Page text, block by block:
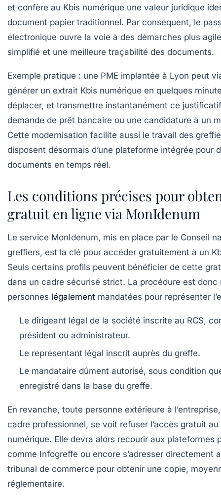
et confère au Kbis numérique une valeur juridique
document papier traditionnel. Par conséquent, le
électronique ouvre la voie à des démarches plus
simplifié et une meilleure traçabilité des documents.
Exemple pratique : une PME implantée à Lyon peut
générer un extrait Kbis numérique en quelques
déplacer, et transmettre instantanément ce
demande de prêt bancaire ou une candidature à un
Cette modernisation facilite aussi le travail des
disposent désormais d’une plateforme intégrée pour
documents en temps réel.
Les conditions précises pour
gratuit en ligne via MonIdenum
Le service MonIdenum, mis en place par le Conseil
greffiers, est la clé pour accéder gratuitement à un
Seuls certains profils peuvent bénéficier de cette
dans un cadre sécurisé strict. La procédure est donc
personnes légalement mandatées pour représenter
Le dirigeant légal de la société inscrite au RCS,
président ou administrateur.
Le représentant légal inscrit auprès du greffe.
Le mandataire dûment autorisé, sous condition
enregistré dans la base du greffe.
En revanche, toute personne extérieure à
cadre professionnel, se voit refuser l’accès gratuit au
numérique. Elle devra alors recourir aux plateformes
comme Infogreffe ou encore s’adresser directement
tribunal de commerce pour obtenir une copie,
réglementaire.